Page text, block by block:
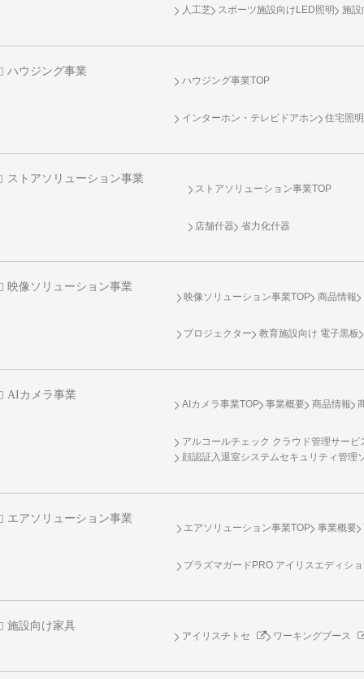
人工芝 スポーツ施設向け LED照明 施設
ハウジング事業
ハウジング事業TOP
インターホン・テレビドアホン 住宅照明
ストアソリューション事業
ストアソリューション事業TOP
店舗什器 省力化什器
映像ソリューション事業
映像ソリューション事業TOP 商品情報
プロジェクター 教育施設向け 電子黒板
AIカメラ事業
AIカメラ事業TOP 事業概要 商品情報
アルコールチェック クラウド管理サービ
顔認証入退室システムセキュリティ管理
エアソリューション事業
エアソリューション事業TOP 事業概要
プラズマガードPRO アイリスエディシ
施設向け家具
アイリスチトセ ワーキングブース